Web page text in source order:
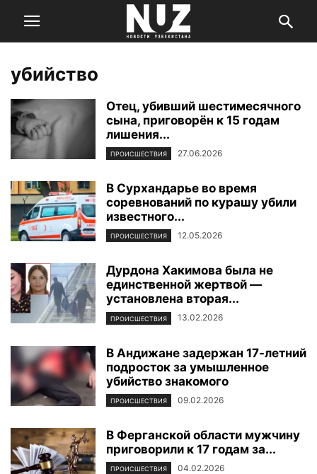
убийство
Отец, убивший шестимесячного
сына, приговорён к 15 годам
лишения...
ПРОИСШЕСТВИЯ 27.06.2026
В Сурхандарье во время
соревнований по курашу убили
известного...
ПРОИСШЕСТВИЯ 12.05.2026
Дурдона Хакимова была не
единственной жертвой —
установлена вторая...
ПРОИСШЕСТВИЯ 13.02.2026
В Андижане задержан 17-летний
подросток за умышленное
убийство знакомого
ПРОИСШЕСТВИЯ 09.02.2026
В Ферганской области мужчину
приговорили к 17 годам за...
ПРОИСШЕСТВИЯ 04.02.2026